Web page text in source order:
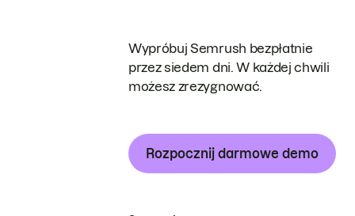
Wypróbuj Semrush bezpłatnie
przez siedem dni. W każdej chwili
możesz zrezygnować.
Rozpocznij darmowe demo